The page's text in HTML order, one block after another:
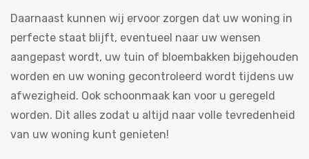
Daarnaast kunnen wij ervoor zorgen dat uw woning in
perfecte staat blijft, eventueel naar uw wensen
aangepast wordt, uw tuin of bloembakken bijgehouden
worden en uw woning gecontroleerd wordt tijdens uw
afwezigheid. Ook schoonmaak kan voor u geregeld
worden. Dit alles zodat u altijd naar volle tevredenheid
van uw woning kunt genieten!